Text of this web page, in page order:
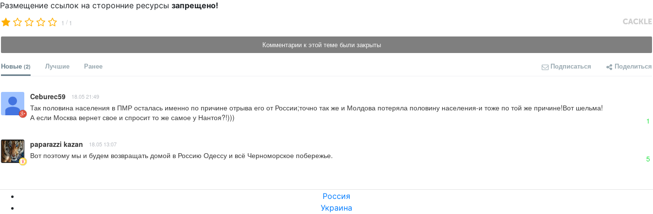
Размещение ссылок на сторонние ресурсы запрещено!
1 / 1
Комментарии к этой теме были закрыты
Новые (2) Лучшие Ранее Подписаться Поделиться
Ceburec59 18.05 21:49
Так половина населения в ПМР осталась именно по причине отрыва его от России;точно так же и Молдова потеряла половину населения-и тоже по той же причине!Вот шельма!
А если Москва вернет свое и спросит то же самое у Нантоя?!)))
1
paparazzi kazan 18.05 13:07
Вот поэтому мы и будем возвращать домой в Россию Одессу и всё Черноморское побережье. 5
Россия
Украина